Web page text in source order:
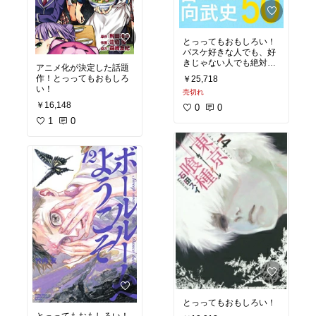
アニメ化が決定した話題
作！とっってもおもしろ
い！
￥16,148
1 0
とっってもおもしろい！
バスケ好きな人でも、好
きじゃない人でも絶対は
まる漫画です！
￥25,718
売切れ
0 0
とっってもおもしろい！